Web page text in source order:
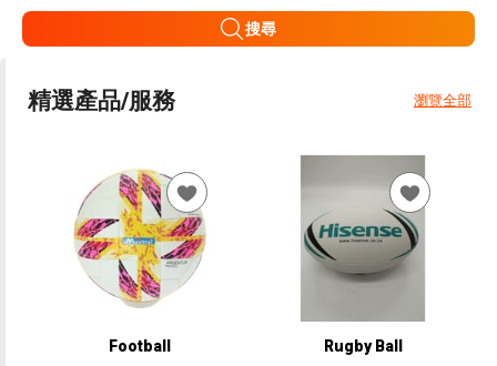
搜尋
精選產品/服務 瀏覽全部
Football Rugby Ball